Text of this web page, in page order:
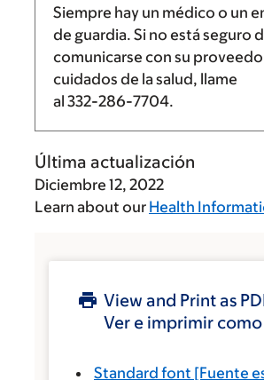
Siempre hay un médico o un
de guardia. Si no está seguro
comunicarse con su
cuidados de la salud, llame
al 332-286-7704.
Última actualización
Diciembre 12, 2022
Learn about our Health
View and Print as
Ver e imprimir como
Standard font [Fuente